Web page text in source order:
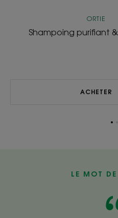
ORTIE
Shampoing purifiant
ACHETER
LE MOT